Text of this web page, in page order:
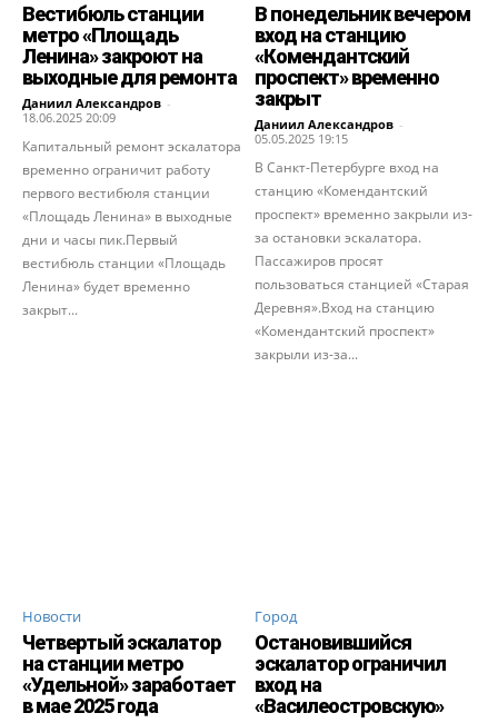
Вестибюль станции
метро «Площадь
Ленина» закроют на
выходные для ремонта
Даниил Александров -
18.06.2025 20:09
Капитальный ремонт эскалатора
временно ограничит работу
первого вестибюля станции
«Площадь Ленина» в выходные
дни и часы пик.Первый
вестибюль станции «Площадь
Ленина» будет временно
закрыт...
В понедельник вечером
вход на станцию
«Комендантский
проспект» временно
закрыт
Даниил Александров -
05.05.2025 19:15
В Санкт-Петербурге вход на
станцию «Комендантский
проспект» временно закрыли из-
за остановки эскалатора.
Пассажиров просят
пользоваться станцией «Старая
Деревня».Вход на станцию
«Комендантский проспект»
закрыли из-за...
Новости
Четвертый эскалатор
на станции метро
«Удельной» заработает
в мае 2025 года
Город
Остановившийся
эскалатор ограничил
вход на
«Василеостровскую»